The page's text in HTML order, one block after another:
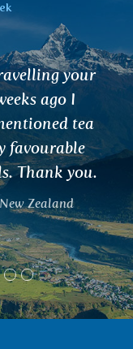
your
ago I
tea
favourable
Thank you.
Zealand